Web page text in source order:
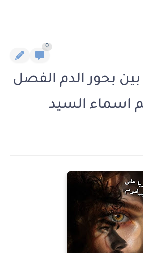
0
بحور الدم الفصل